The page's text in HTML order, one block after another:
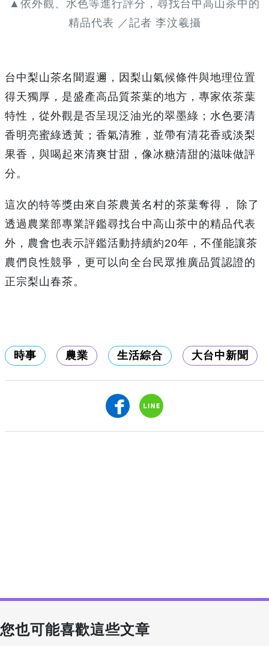
▲依外觀、水色等進行評分，尋找台中高山茶中的
精品代表 ／記者 李汶羲攝
台中梨山茶名聞遐邇，因梨山氣候條件與地理位置
得天獨厚，是盛產高品質茶葉的地方，專家依茶葉
特性，從外觀是否呈現泛油光的翠墨綠；水色要清
香明亮蜜綠透黃；香氣清雅，並帶有清花香或淡梨
果香，與喝起來清爽甘甜，像冰糖清甜的滋味做評
分。
這次的特等獎由來自茶農黃名村的茶葉奪得， 除了
透過農業部專業評鑑尋找台中高山茶中的精品代表
外，農會也表示評鑑活動持續約20年，不僅能讓茶
農們良性競爭，更可以向全台民眾推廣品質認證的
正宗梨山春茶。
時事 農業 生活綜合 大台中新聞
您也可能喜歡這些文章